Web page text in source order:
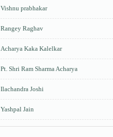
Vishnu prabhakar
Rangey Raghav
Acharya Kaka Kalelkar
Pt. Shri Ram Sharma Acharya
Ilachandra Joshi
Yashpal Jain